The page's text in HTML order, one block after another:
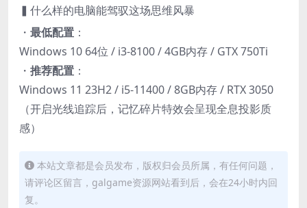
▍什么样的电脑能驾驭这场思维风暴
・​ ​最低配置​ ​：
Windows 10 64位 / i3-8100 / 4GB内存 / GTX 750Ti
・​ ​推荐配置​ ​：
Windows 11 23H2 / i5-11400 / 8GB内存 / RTX 3050
（开启光线追踪后，记忆碎片特效会呈现全息投影质
感）
本站文章都是会员发布，版权归会员所属，有任何问题，
请评论区留言，galgame资源网站看到后，会在24小时内回
复。